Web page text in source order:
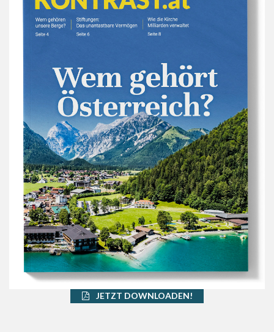
JETZT DOWNLOADEN!